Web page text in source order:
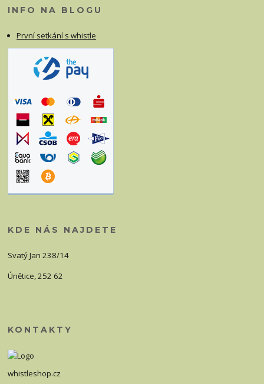
INFO NA BLOGU
První setkání s whistle
KDE NÁS NAJDETE
Svatý Jan 238/14
Únětice, 252 62
KONTAKTY
whistleshop.cz